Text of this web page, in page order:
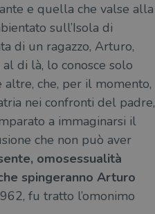
e quella che valse alla
sull’Isola di
di un ragazzo, Arturo,
di là, lo conosce solo
che, per il momento,
nei confronti del padre,
a immaginarsi il
che non può aver
omosessualità
spingeranno Arturo
fu tratto l’omonimo
stato della sessione.
rappresenta un
da Google.
un numero
richiesta di pagina in
per i report di analisi
personalizzabile dai
come offerte in tempo
e la distribuzione dei
utenti, ma senza
è stimolante.
delle
delle preferenze
può anche determinare
la vecchia versione
lo stato del